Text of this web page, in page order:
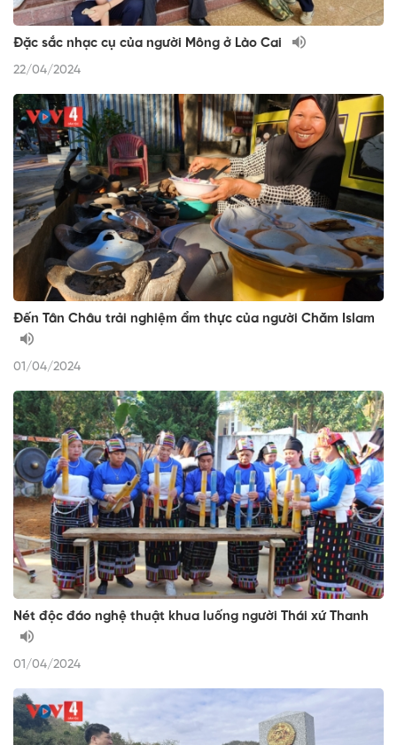
Đặc sắc nhạc cụ của người Mông ở Lào Cai
22/04/2024
Đến Tân Châu trải nghiệm ẩm thực của người Chăm Islam
01/04/2024
Nét độc đáo nghệ thuật khua luống người Thái xứ Thanh
01/04/2024